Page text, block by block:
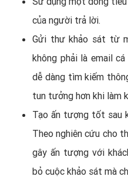
của người trả lời.
Gửi thư khảo sát từ
không phải là email
dễ dàng tìm kiếm
tun tưởng hơn khi làm
Tạo ấn tượng tốt sau
Theo nghiên cứu cho
gây ấn tượng với
bỏ cuộc khảo sát mà